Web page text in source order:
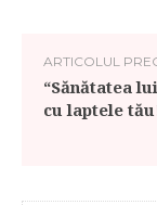
ARTICOLUL
“Sănătatea
cu laptele